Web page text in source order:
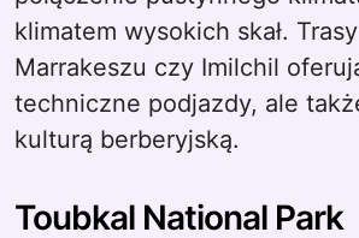
klimatem wysokich skał.
Marrakeszu czy Imilchil
techniczne podjazdy, ale
kulturą berberyjską.
Toubkal National Park